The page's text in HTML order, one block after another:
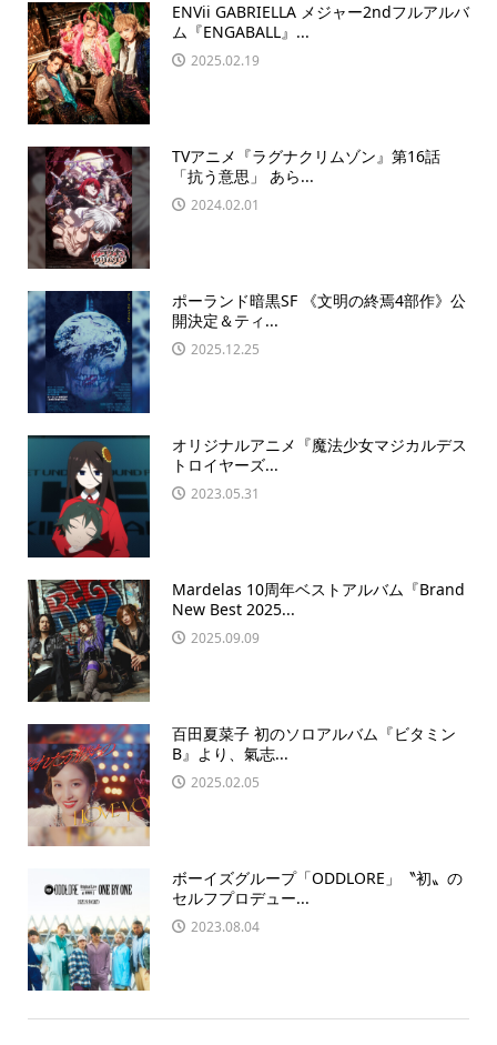
ENVii GABRIELLA メジャー2ndフルアルバ
ム『ENGABALL』...
2025.02.19
TVアニメ『ラグナクリムゾン』第16話
「抗う意思」 あら...
2024.02.01
ポーランド暗黒SF 《文明の終焉4部作》公
開決定＆ティ...
2025.12.25
オリジナルアニメ『魔法少⼥マジカルデス
トロイヤーズ...
2023.05.31
Mardelas 10周年ベストアルバム『Brand
New Best 2025...
2025.09.09
百田夏菜子 初のソロアルバム『ビタミン
B』より、氣志...
2025.02.05
ボーイズグループ「ODDLORE」〝初〟の
セルフプロデュー...
2023.08.04